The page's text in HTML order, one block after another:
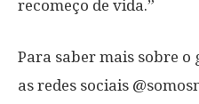
recomeço de vida.”
Para saber mais sobre
as redes sociais